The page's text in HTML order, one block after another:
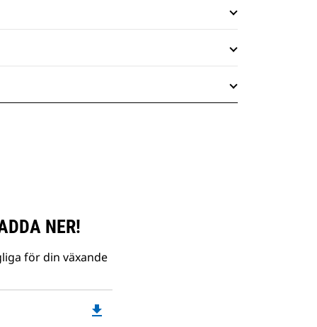
NER!
för din växande
file_download